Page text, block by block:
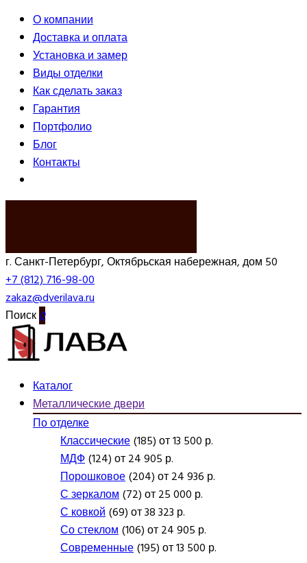
О компании
Доставка и оплата
Установка и замер
Виды отделки
Как сделать заказ
Гарантия
Портфолио
Блог
Контакты
г. Санкт-Петербург, Октябрьская набережная, дом 50
+7 (812) 716-98-00
zakaz@dverilava.ru
Поиск0
Каталог
Металлические двери
По отделке
Классические(185) от 13 500 р.
МДФ(124) от 24 905 р.
Порошковое(204) от 24 936 р.
С зеркалом(72) от 25 000 р.
С ковкой(69) от 38 323 р.
Со стеклом(106) от 24 905 р.
Современные(195) от 13 500 р.